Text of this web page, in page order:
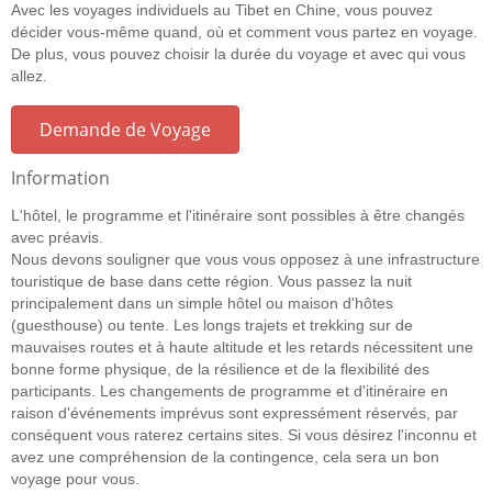
Avec les voyages individuels au Tibet en Chine, vous pouvez
décider vous-même quand, où et comment vous partez en voyage.
De plus, vous pouvez choisir la durée du voyage et avec qui vous
allez.
Demande de Voyage
Information
L'hôtel, le programme et l'itinéraire sont possibles à être changés
avec préavis.
Nous devons souligner que vous vous opposez à une infrastructure
touristique de base dans cette région. Vous passez la nuit
principalement dans un simple hôtel ou maison d'hôtes
(guesthouse) ou tente. Les longs trajets et trekking sur de
mauvaises routes et à haute altitude et les retards nécessitent une
bonne forme physique, de la résilience et de la flexibilité des
participants. Les changements de programme et d'itinéraire en
raison d'événements imprévus sont expressément réservés, par
conséquent vous raterez certains sites. Si vous désirez l'inconnu et
avez une compréhension de la contingence, cela sera un bon
voyage pour vous.